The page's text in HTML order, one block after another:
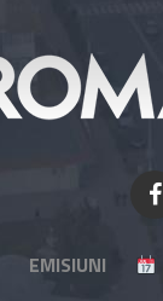
EMISIUNI